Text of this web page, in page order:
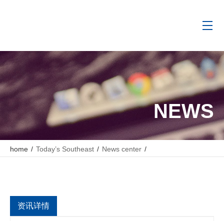
NEWS
home / Today’s Southeast / News center /
资讯详情